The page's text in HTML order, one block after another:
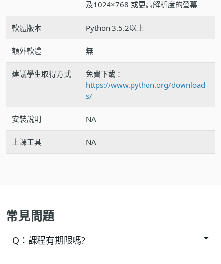
及1024×768 或更高解析度的螢幕
軟體版本 Python 3.5.2以上
額外軟體 無
建議學生取得方式
免費下載：
https://www.python.org/download
s/
安裝說明 NA
上課工具 NA
常見問題
Q： 課程有期限嗎?